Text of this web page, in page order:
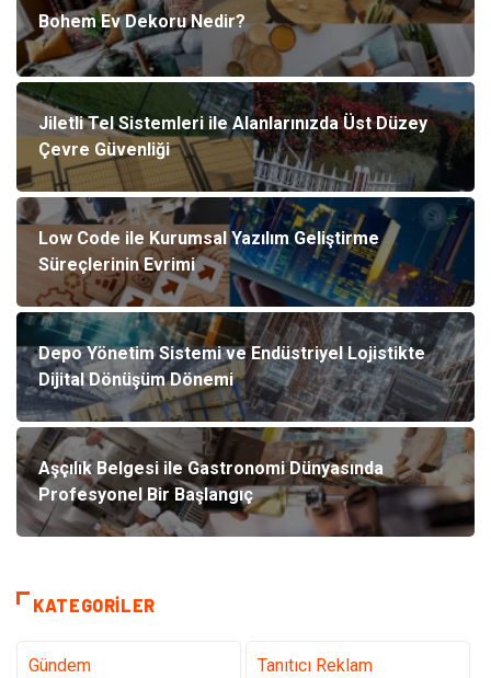
Bohem Ev Dekoru Nedir?
Jiletli Tel Sistemleri ile Alanlarınızda Üst Düzey
Çevre Güvenliği
Low Code ile Kurumsal Yazılım Geliştirme
Süreçlerinin Evrimi
Depo Yönetim Sistemi ve Endüstriyel Lojistikte
Dijital Dönüşüm Dönemi
Aşçılık Belgesi ile Gastronomi Dünyasında
Profesyonel Bir Başlangıç
KATEGORILER
Gündem Tanıtıcı Reklam